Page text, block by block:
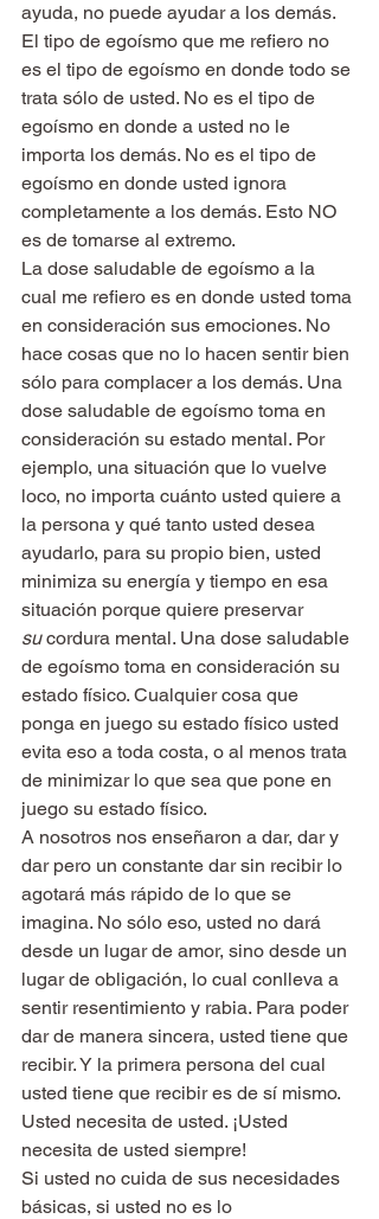
ayuda, no puede ayudar a los demás.
El tipo de egoísmo que me refiero no
es el tipo de egoísmo en donde todo se
trata sólo de usted. No es el tipo de
egoísmo en donde a usted no le
importa los demás. No es el tipo de
egoísmo en donde usted ignora
completamente a los demás. Esto NO
es de tomarse al extremo.
La dose saludable de egoísmo a la
cual me refiero es en donde usted toma
en consideración sus emociones. No
hace cosas que no lo hacen sentir bien
sólo para complacer a los demás. Una
dose saludable de egoísmo toma en
consideración su estado mental. Por
ejemplo, una situación que lo vuelve
loco, no importa cuánto usted quiere a
la persona y qué tanto usted desea
ayudarlo, para su propio bien, usted
minimiza su energía y tiempo en esa
situación porque quiere preservar
su cordura mental. Una dose saludable
de egoísmo toma en consideración su
estado físico. Cualquier cosa que
ponga en juego su estado físico usted
evita eso a toda costa, o al menos trata
de minimizar lo que sea que pone en
juego su estado físico.
A nosotros nos enseñaron a dar, dar y
dar pero un constante dar sin recibir lo
agotará más rápido de lo que se
imagina. No sólo eso, usted no dará
desde un lugar de amor, sino desde un
lugar de obligación, lo cual conlleva a
sentir resentimiento y rabia. Para poder
dar de manera sincera, usted tiene que
recibir. Y la primera persona del cual
usted tiene que recibir es de sí mismo.
Usted necesita de usted. ¡Usted
necesita de usted siempre!
Si usted no cuida de sus necesidades
básicas, si usted no es lo